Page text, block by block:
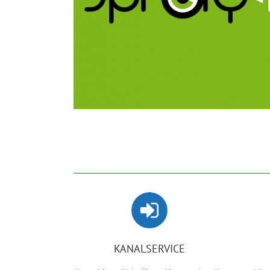
KANALSERVICE